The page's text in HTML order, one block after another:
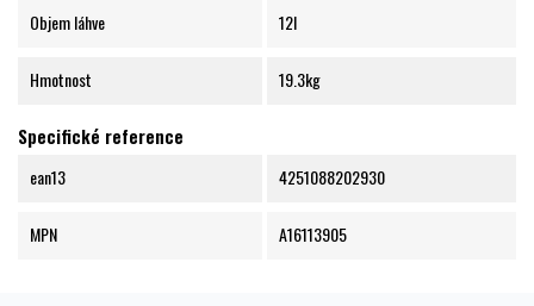
Objem láhve 12l
Hmotnost 19.3kg
Specifické reference
ean13 4251088202930
MPN A16113905